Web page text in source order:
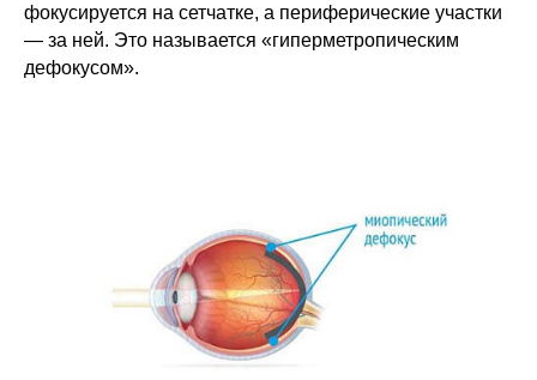
фокусируется на сетчатке, а периферические участки
— за ней. Это называется «гиперметропическим
дефокусом».